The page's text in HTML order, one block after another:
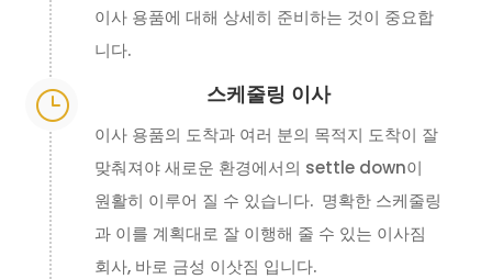
이사 용품에 대해 상세히 준비하는 것이 중요합
니다.
} 스케줄링 이사
이사 용품의 도착과 여러 분의 목적지 도착이 잘
맞춰져야 새로운 환경에서의 settle down이
원활히 이루어 질 수 있습니다. 명확한 스케줄링
과 이를 계획대로 잘 이행해 줄 수 있는 이사짐
회사, 바로 금성 이삿짐 입니다.